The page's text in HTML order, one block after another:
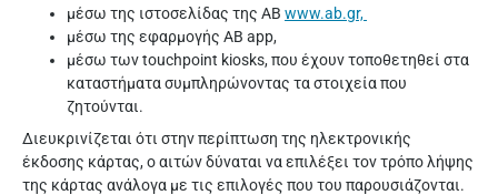
μέσω της ιστοσελίδας της ΑΒ www.ab.gr,
μέσω της εφαρμογής AB app,
μέσω των touchpoint kiosks, που έχουν τοποθετηθεί στα
καταστήματα συμπληρώνοντας τα στοιχεία που
ζητούνται.
Διευκρινίζεται ότι στην περίπτωση της ηλεκτρονικής
έκδοσης κάρτας, ο αιτών δύναται να επιλέξει τον τρόπο λήψης
της κάρτας ανάλογα με τις επιλογές που του παρουσιάζονται.